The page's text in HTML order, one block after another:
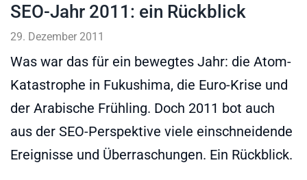
SEO-Jahr 2011: ein Rückblick
29. Dezember 2011
Was war das für ein bewegtes Jahr: die Atom-
Katastrophe in Fukushima, die Euro-Krise und
der Arabische Frühling. Doch 2011 bot auch
aus der SEO-Perspektive viele einschneidende
Ereignisse und Überraschungen. Ein Rückblick.